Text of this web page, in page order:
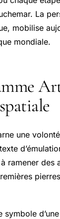
La
mobilise
mondiale.
une
ramener